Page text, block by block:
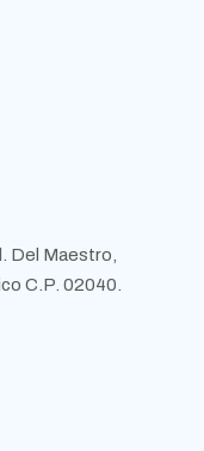
Del Maestro,
C.P. 02040.